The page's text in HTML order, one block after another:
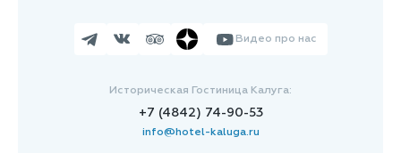
Видео про нас
Историческая Гостиница Калуга:
+7 (4842) 74-90-53
info@hotel-kaluga.ru